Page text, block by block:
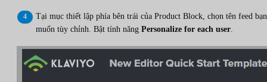
Tại mục thiết lập phía bên trái của Product Block, chọn tên feed bạn
muốn tùy chỉnh. Bật tính năng Personalize for each user